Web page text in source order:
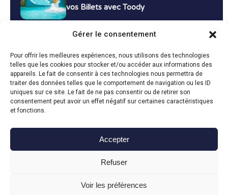
Gérer le consentement
Pour offrir les meilleures expériences, nous utilisons des technologies
telles que les cookies pour stocker et/ou accéder aux informations des
appareils. Le fait de consentir à ces technologies nous permettra de
traiter des données telles que le comportement de navigation ou les ID
uniques sur ce site. Le fait de ne pas consentir ou de retirer son
consentement peut avoir un effet négatif sur certaines caractéristiques
et fonctions.
Accepter
Refuser
Voir les préférences
vos Billets avec Toody
Bons Plans Voyage : Économisez sur vos
Vacances avec Toody
13 décembre 2024 Bon plans
Toody © 2024
Mentions légales
Politique de cookies